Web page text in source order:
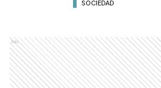
SOCIEDAD
Ads